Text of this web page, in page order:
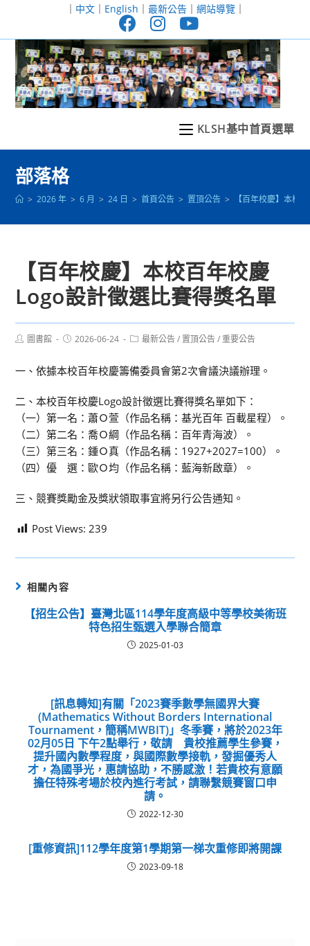
至
｜ 中文｜ English ｜ 最新公告｜ 網站導覽｜
KLSH基中首頁選單
部落格
> 2026 年 > 6 月 > 24 日 > 首頁公告 > 置頂公告 > 【百年校慶】本校
【百年校慶】本校百年校慶
Logo設計徵選比賽得獎名單
Post圖書館
Post2026-06-24
Post最新公告 / 置頂公告 / 重要公告
一、依據本校百年校慶籌備委員會第2次會議決議辦理。
二、本校百年校慶Logo設計徵選比賽得獎名單如下：
（一）第一名：蕭Ｏ萱（作品名稱：基光百年 百載星程）。
（二）第二名：喬Ｏ綱（作品名稱：百年青海波）。
（三）第三名：鍾Ｏ真（作品名稱：1927+2027=100）。
（四）優 選：歐Ｏ均（作品名稱：藍海新啟章）。
三、競賽獎勵金及獎狀領取事宜將另行公告通知。
Post Views: 239
相關內容
【招生公告】臺灣北區114學年度高級中等學校美術班
特色招生甄選入學聯合簡章
2025-01-03
[訊息轉知]有關「2023賽季數學無國界大賽
(Mathematics Without Borders International
Tournament，簡稱MWBIT)」冬季賽，將於2023年
02月05日 下午2點舉行，敬請 貴校推薦學生參賽，
提升國內數學程度，與國際數學接軌，發掘優秀人
才，為國爭光，惠請協助，不勝感激！若貴校有意願
擔任特殊考場於校內進行考試，請聯繫競賽窗口申
請。
2022-12-30
[重修資訊]112學年度第1學期第一梯次重修即將開課
2023-09-18